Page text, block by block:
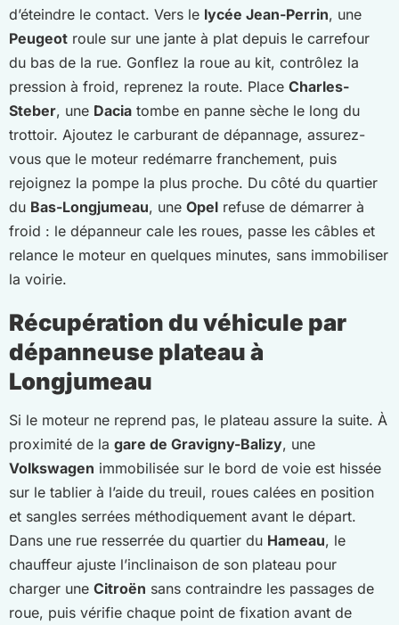
d’éteindre le contact. Vers le lycée Jean-Perrin, une
Peugeot roule sur une jante à plat depuis le carrefour
du bas de la rue. Gonflez la roue au kit, contrôlez la
pression à froid, reprenez la route. Place Charles-
Steber, une Dacia tombe en panne sèche le long du
trottoir. Ajoutez le carburant de dépannage, assurez-
vous que le moteur redémarre franchement, puis
rejoignez la pompe la plus proche. Du côté du quartier
du Bas-Longjumeau, une Opel refuse de démarrer à
froid : le dépanneur cale les roues, passe les câbles et
relance le moteur en quelques minutes, sans immobiliser
la voirie.
Récupération du véhicule par
dépanneuse plateau à
Longjumeau
Si le moteur ne reprend pas, le plateau assure la suite. À
proximité de la gare de Gravigny-Balizy, une
Volkswagen immobilisée sur le bord de voie est hissée
sur le tablier à l’aide du treuil, roues calées en position
et sangles serrées méthodiquement avant le départ.
Dans une rue resserrée du quartier du Hameau, le
chauffeur ajuste l’inclinaison de son plateau pour
charger une Citroën sans contraindre les passages de
roue, puis vérifie chaque point de fixation avant de